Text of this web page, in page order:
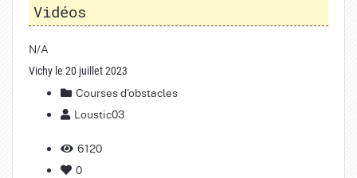
Vidéos
N/A
Vichy le 20 juillet 2023
Courses d'obstacles
Loustic03
6120
0